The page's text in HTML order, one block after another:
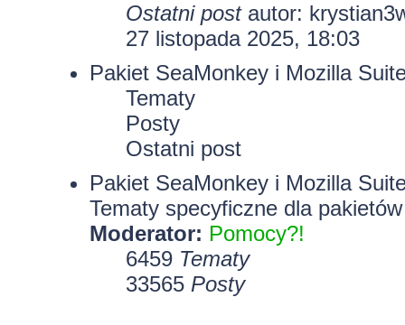
Ostatni postautor:
27 listopada 2025, 18:03
Pakiet SeaMonkey i Mozilla
Tematy
Posty
Ostatni post
Pakiet SeaMonkey i Mozilla
Tematy specyficzne dla
Moderator: Pomocy?!
6459 Tematy
33565 Posty